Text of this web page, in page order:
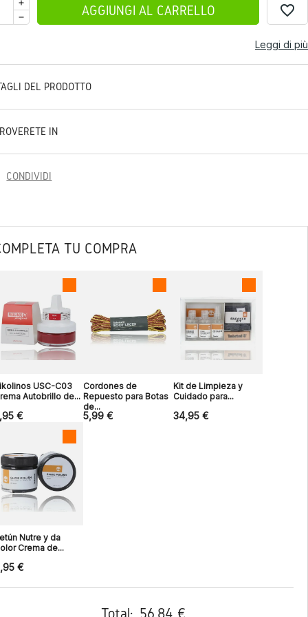
AGGIUNGI AL CARRELLO favorite_border
Leggi di più
DEL PRODOTTO
IN
CONDIVIDI
TU COMPRA
USC-C03
Autobrillo de...
€
Cordones de
Repuesto para Botas
de...
5,99 €
Kit de Limpieza y
Cuidado para...
34,95 €
Nutre y da
Crema de...
€
Total: 56,84 €